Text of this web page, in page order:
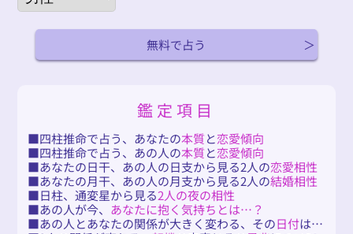
無料で占う
鑑定項目
四柱推命で占う、あなたの本質と恋愛傾向
四柱推命で占う、あの人の本質と恋愛傾向
あなたの日干、あの人の日支から見る2人の恋愛相性
あなたの月干、あの人の月支から見る2人の結婚相性
日柱、通変星から見る2人の夜の相性
あの人が今、 あなたに抱く気持ちとは…？
あの人とあなたの関係が大きく変わる、その日付は…